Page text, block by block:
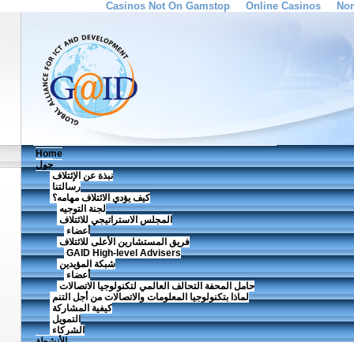
Casinos Not On Gamstop Online Casinos
Home
حول
نبذة عن الإئتلاف
رسالتنا
كيف يؤدي الائتلاف مهامه؟
لجنة التوجيه
المجلس الاستراتيجي للائتلاف
أعضاء
فريق المستشارين الأعلى للائتلاف
GAID High-level Advisers
شبكة المؤيدين
أعضاء
حامل المحفة التحالف العالمي لتكنولوجيا الاتصالات
لماذا بتكنولوجيا المعلومات والاتصالات من أجل التنم
كيفية المشاركة
التمويل
الشركاء